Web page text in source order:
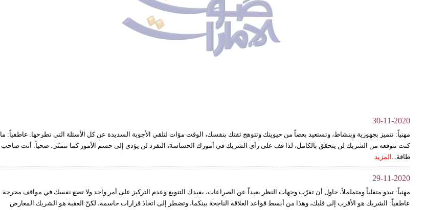
30-11-2020
مهنياً: تتميز بجهوزية وبنشاط، وتستعيد بعضاً من حيويتك وتتوهج ثقتك بنفسك، الوقت مؤات لتلقي الأجوبة السديدة عن كل الأسئلة التي تطرحها. عاطفياً: ما
كنت تتوقعه من الشريك لن يتحقق بالكامل، لذا قف على رأي الشريك في أمورك الحساسة، التفرد لن يؤدي إلى حسم الأمور كما تتمنّى. صحياً: أنت صاحب
طاقة... المزيد
29-11-2020
مهنياً: تبدو متقلباً ومتململاً، حاول أن تقرّب وجهات النظر بعيداً عن الصراعات، يفيدك التنويع وعدم التركيز على أمر واحد ولا تضع نفسك في مواقف محرجة.
عاطفياً: الشريك هو الأقرب إلى قلبك، وهذا من أبسط قواعد العلاقة الناجحة بينكما، وتضطر إلى اتخاذ قرارات حاسمة، لكنّ العقبة هو الشريك المعارض